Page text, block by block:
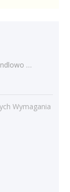
Duża
Wymagania